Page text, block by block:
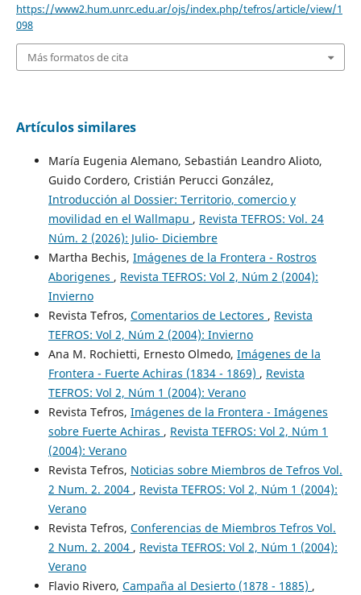
https://www2.hum.unrc.edu.ar/ojs/index.php/tefros/article/view/1
098
Más formatos de cita
Artículos similares
María Eugenia Alemano, Sebastián Leandro Alioto,
Guido Cordero, Cristián Perucci González,
Introducción al Dossier: Territorio, comercio y
movilidad en el Wallmapu , Revista TEFROS: Vol. 24
Núm. 2 (2026): Julio- Diciembre
Martha Bechis, Imágenes de la Frontera - Rostros
Aborigenes , Revista TEFROS: Vol 2, Núm 2 (2004):
Invierno
Revista Tefros, Comentarios de Lectores , Revista
TEFROS: Vol 2, Núm 2 (2004): Invierno
Ana M. Rochietti, Ernesto Olmedo, Imágenes de la
Frontera - Fuerte Achiras (1834 - 1869) , Revista
TEFROS: Vol 2, Núm 1 (2004): Verano
Revista Tefros, Imágenes de la Frontera - Imágenes
sobre Fuerte Achiras , Revista TEFROS: Vol 2, Núm 1
(2004): Verano
Revista Tefros, Noticias sobre Miembros de Tefros Vol.
2 Num. 2. 2004 , Revista TEFROS: Vol 2, Núm 1 (2004):
Verano
Revista Tefros, Conferencias de Miembros Tefros Vol.
2 Num. 2. 2004 , Revista TEFROS: Vol 2, Núm 1 (2004):
Verano
Flavio Rivero, Campaña al Desierto (1878 - 1885) ,